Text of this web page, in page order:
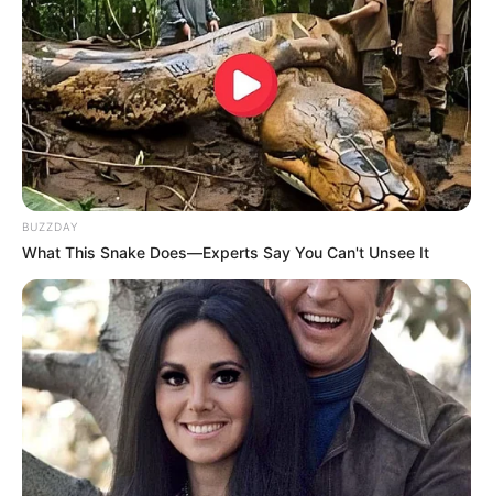
BUZZDAY
What This Snake Does—Experts Say You Can't Unsee It